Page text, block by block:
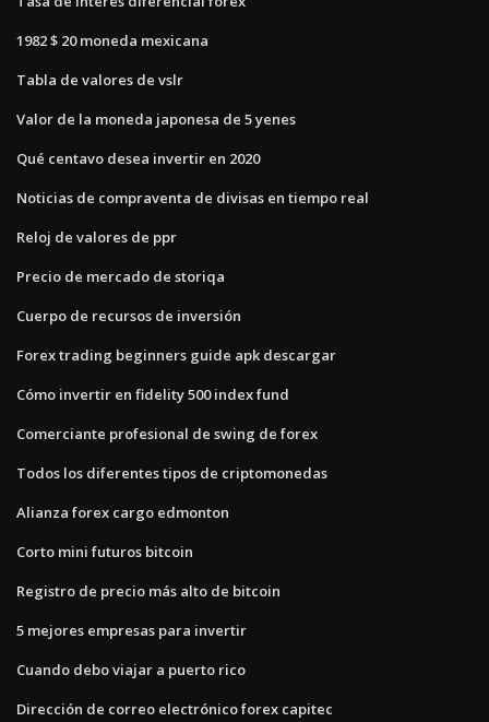
1982 $ 20 moneda mexicana
Tabla de valores de vslr
Valor de la moneda japonesa de 5 yenes
Qué centavo desea invertir en 2020
Noticias de compraventa de divisas en tiempo real
Reloj de valores de ppr
Precio de mercado de storiqa
Cuerpo de recursos de inversión
Forex trading beginners guide apk descargar
Cómo invertir en fidelity 500 index fund
Comerciante profesional de swing de forex
Todos los diferentes tipos de criptomonedas
Alianza forex cargo edmonton
Corto mini futuros bitcoin
Registro de precio más alto de bitcoin
5 mejores empresas para invertir
Cuando debo viajar a puerto rico
Dirección de correo electrónico forex capitec